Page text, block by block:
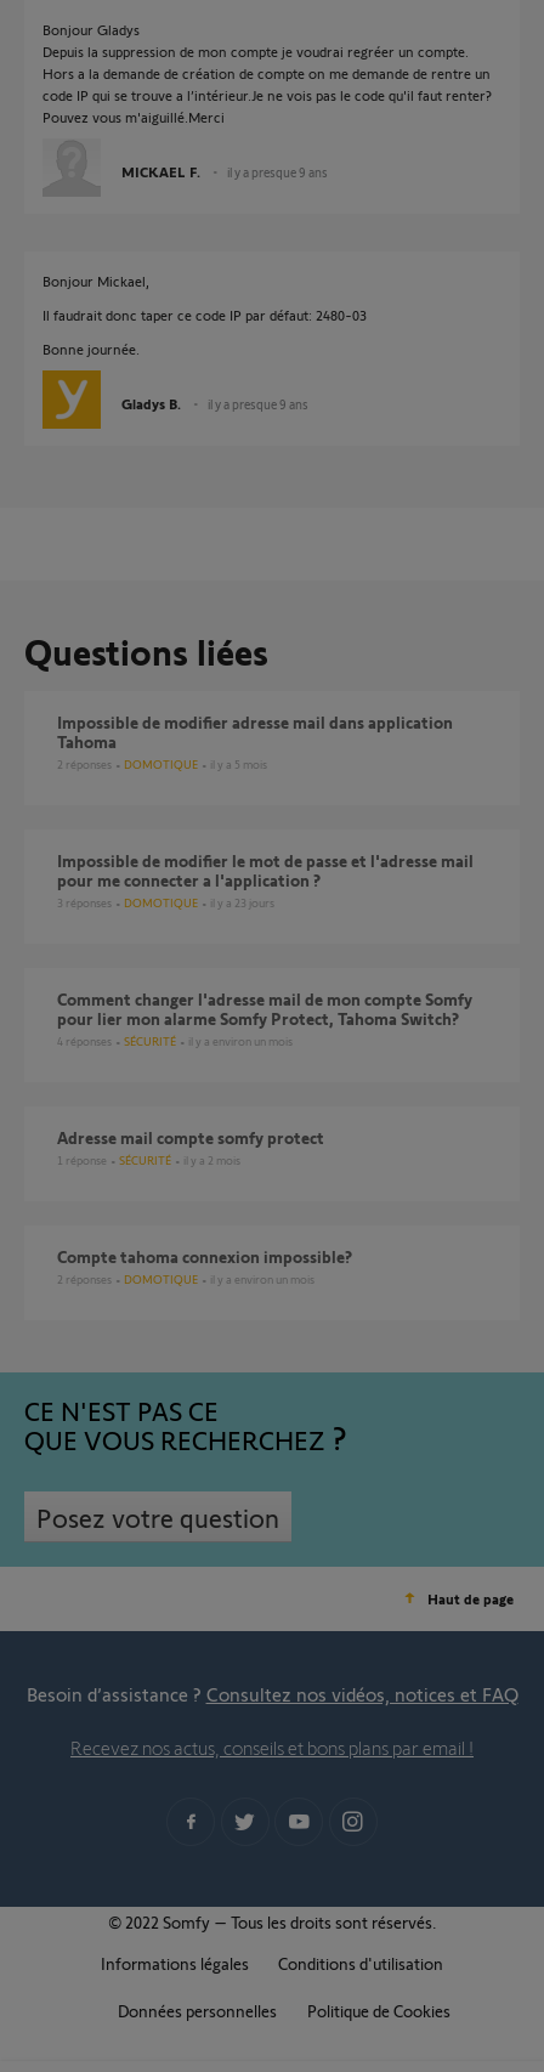
Bonjour Gladys
Depuis la suppression de mon compte je voudrai regréer un compte.
Hors a la demande de création de compte on me demande de rentre un
code IP qui se trouve a l’intérieur.Je ne vois pas le code qu'il faut renter?
Pouvez vous m'aiguillé.Merci
MICKAEL F. il y a presque 9 ans
Bonjour Mickael,
Il faudrait donc taper ce code IP par défaut: 2480-03
Bonne journée.
Gladys B. il y a presque 9 ans
Questions liées
impossible de modifier adresse mail dans application
Tahoma
2 réponses DOMOTIQUE il y a 5 mois
impossible de modifier le mot de passe et l'adresse mail
pour me connecter a l'application ?
3 réponses DOMOTIQUE il y a 23 jours
Comment changer l'adresse mail de mon compte Somfy
pour lier mon alarme Somfy Protect, Tahoma Switch?
4 réponses SÉCURITÉ il y a environ un mois
Adresse mail compte somfy protect
1 réponse SÉCURITÉ il y a 2 mois
compte tahoma connexion impossible?
2 réponses DOMOTIQUE il y a environ un mois
CE N'EST PAS CE
QUE VOUS RECHERCHEZ
Posez votre question
Haut de page
Besoin d’assistance ? Consultez nos vidéos, notices et FAQ
Recevez nos actus, conseils et bons plans par email !
© 2022 Somfy – Tous les droits sont réservés.
Informations légales
Conditions d'utilisation
Données personnelles Politique de Cookies